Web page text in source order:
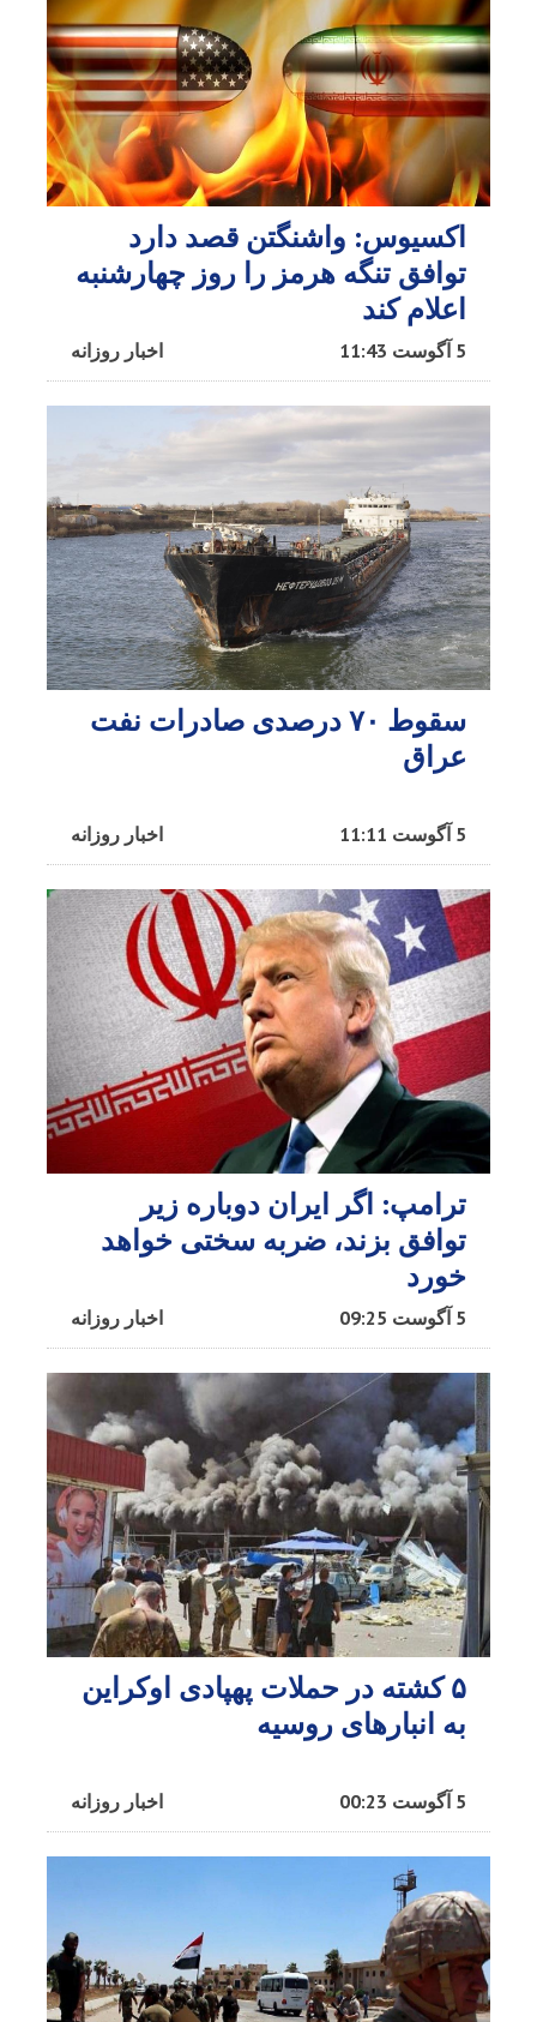
اکسیوس: واشنگتن قصد دارد
توافق تنگه هرمز را روز چهارشنبه
اعلام کند
اخبار روزانه 5 آگوست 11:43
سقوط ۷۰ درصدی صادرات نفت
عراق
اخبار روزانه 5 آگوست 11:11
ترامپ: اگر ایران دوباره زیر
توافق بزند، ضربه سختی خواهد
خورد
اخبار روزانه 5 آگوست 09:25
۵ کشته در حملات پهپادی اوکراین
به انبارهای روسیه
اخبار روزانه 5 آگوست 00:23